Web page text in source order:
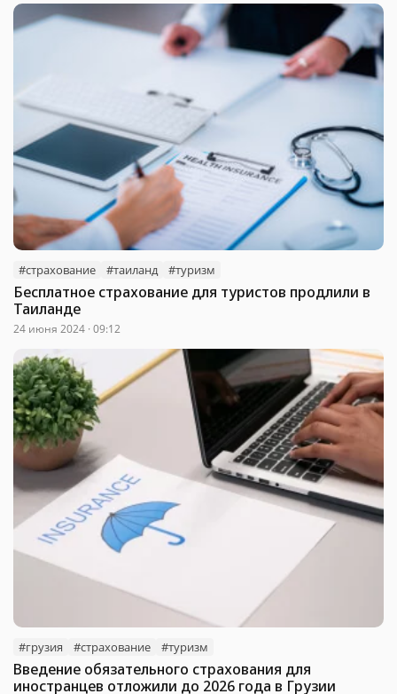
#страхование #таиланд #туризм
Бесплатное страхование для туристов продлили в
Таиланде
24 июня 2024 · 09:12
#грузия #страхование #туризм
Введение обязательного страхования для
иностранцев отложили до 2026 года в Грузии